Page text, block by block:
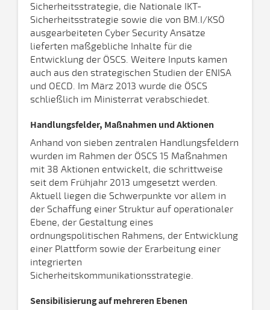
Sicherheitsstrategie, die Nationale IKT-
Sicherheitsstrategie sowie die von BM.I/KSÖ
ausgearbeiteten Cyber Security Ansätze
lieferten maßgebliche Inhalte für die
Entwicklung der ÖSCS. Weitere Inputs kamen
auch aus den strategischen Studien der ENISA
und OECD. Im März 2013 wurde die ÖSCS
schließlich im Ministerrat verabschiedet.
Handlungsfelder, Maßnahmen und Aktionen
Anhand von sieben zentralen Handlungsfeldern
wurden im Rahmen der ÖSCS 15 Maßnahmen
mit 38 Aktionen entwickelt, die schrittweise
seit dem Frühjahr 2013 umgesetzt werden.
Aktuell liegen die Schwerpunkte vor allem in
der Schaffung einer Struktur auf operationaler
Ebene, der Gestaltung eines
ordnungspolitischen Rahmens, der Entwicklung
einer Plattform sowie der Erarbeitung einer
integrierten
Sicherheitskommunikationsstrategie.
Sensibilisierung auf mehreren Ebenen